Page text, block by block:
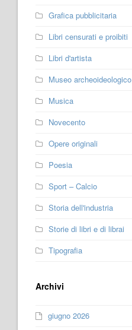
Grafica pubblicitaria
Libri censurati e proibiti
Libri d'artista
Museo archeoideologico
Musica
Novecento
Opere originali
Poesia
Sport – Calcio
Storia dell'industria
Storie di libri e di librai
Tipografia
Archivi
giugno 2026